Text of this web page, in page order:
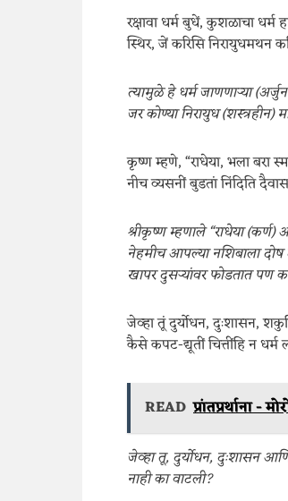
रक्षावा धर्म बुधें, कुशळाचा धर्म
स्थिर, जें करिसि निरायुधमथन
त्यामुळे हे धर्म जाणणाऱ्या
जर कोण्या निरायुध (शस्त्रहीन)
कृष्ण म्हणे, “राधेया, भला बरा
नीच व्यसनीं बुडतां निंदिति
श्रीकृष्ण म्हणाले “राधेया
नेहमीच आपल्या नशिबाला
खापर दुसऱ्यांवर फोडतात पण
जेव्हा तूं दुर्योधन, दुःशासन,
कैसे कपट-द्यूतीं चित्तींहि न धर्म
READ प्रांतप्रर्थाना -
जेव्हा तू, दुर्योधन, दुःशासन
नाही का वाटली?